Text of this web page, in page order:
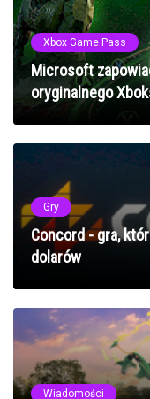
Xbox Game Pass
Microsoft
oryginalnego
Gry
Concord - gra,
dolarów
Wiadomości